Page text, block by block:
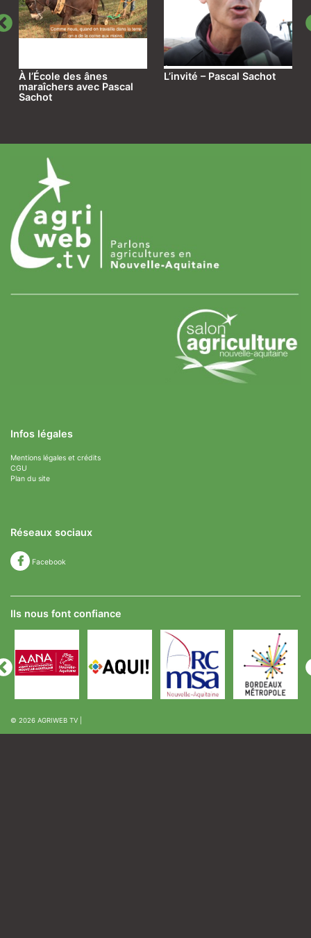
À l’École des ânes
maraîchers avec Pascal
Sachot
L’invité – Pascal Sachot
Infos légales
Mentions légales et crédits
CGU
Plan du site
Réseaux sociaux
Facebook
Ils nous font confiance
© 2026 AGRIWEB TV